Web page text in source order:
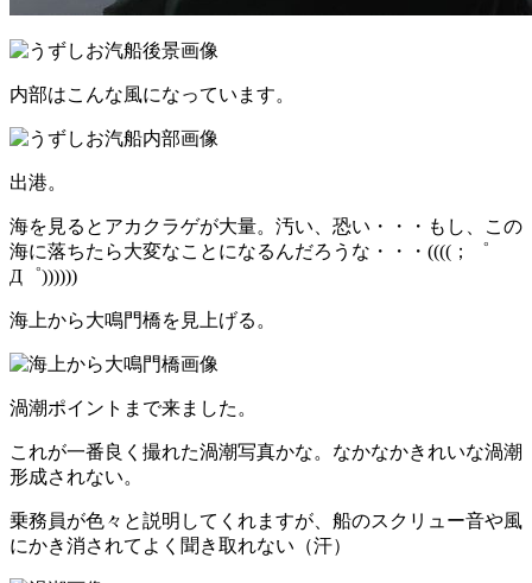
内部はこんな風になっています。
出港。
海を見るとアカクラゲが大量。汚い、恐い・・・もし、この
海に落ちたら大変なことになるんだろうな・・・((((；゜
Д゜))))))
海上から大鳴門橋を見上げる。
渦潮ポイントまで来ました。
これが一番良く撮れた渦潮写真かな。なかなかきれいな渦潮
形成されない。
乗務員が色々と説明してくれますが、船のスクリュー音や風
にかき消されてよく聞き取れない（汗）